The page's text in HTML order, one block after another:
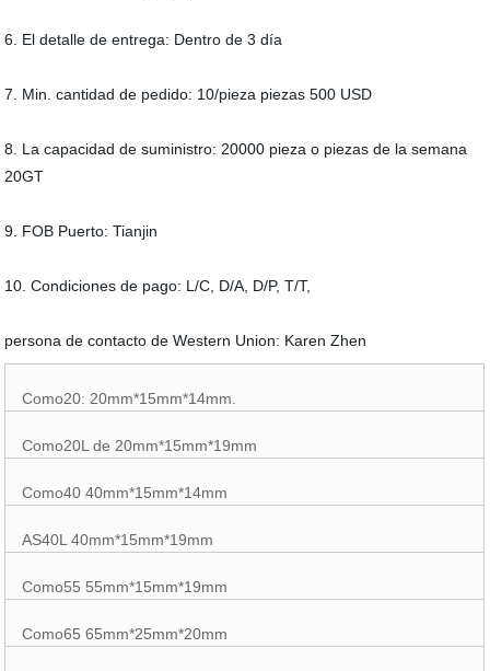
6. El detalle de entrega: Dentro de 3 día
7. Min. cantidad de pedido: 10/pieza piezas 500 USD
8. La capacidad de suministro: 20000 pieza o piezas de la semana
20GT
9. FOB Puerto: Tianjin
10. Condiciones de pago: L/C, D/A, D/P, T/T,
persona de contacto de Western Union: Karen Zhen
Como20: 20mm*15mm*14mm.
Como20L de 20mm*15mm*19mm
Como40 40mm*15mm*14mm
AS40L 40mm*15mm*19mm
Como55 55mm*15mm*19mm
Como65 65mm*25mm*20mm